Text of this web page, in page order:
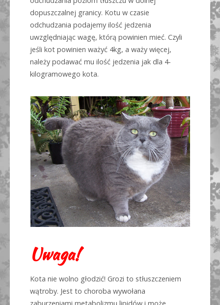
dopuszczalnej granicy. Kotu w czasie
odchudzania podajemy ilość jedzenia
uwzględniając wagę, którą powinien mieć. Czyli
jeśli kot powinien ważyć 4kg, a waży więcej,
należy podawać mu ilość jedzenia jak dla 4-
kilogramowego kota.
Uwaga!
Kota nie wolno głodzić! Grozi to stłuszczeniem
wątroby. Jest to choroba wywołana